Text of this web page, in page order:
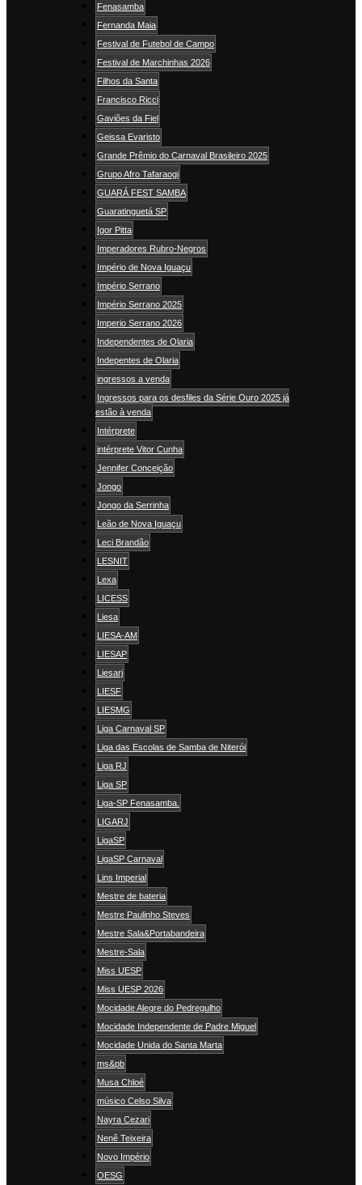
Fenasamba
Fernanda Maia
Festival de Futebol de Campo
Festival de Marchinhas 2026
Filhos da Santa
Francisco Ricci
Gaviões da Fiel
Geissa Evaristo
Grande Prêmio do Carnaval Brasileiro 2025
Grupo Afro Tafaraogi
GUARÁ FEST SAMBA
Guaratinguetá SP
Igor Pitta
Imperadores Rubro-Negros
Império de Nova Iguaçu
Império Serrano
Império Serrano 2025
Imperio Serrano 2026
Independentes de Olaria
Indepentes de Olaria
ingressos a venda
Ingressos para os desfiles da Série Ouro 2025 já
estão à venda
Intérprete
intérprete Vitor Cunha
Jennifer Conceição
Jongo
Jongo da Serrinha
Leão de Nova Iguaçu
Leci Brandão
LESNIT
Lexa
LICESS
Liesa
LIESA-AM
LIESAP
Liesarj
LIESF
LIESMG
Liga Carnaval SP
Liga das Escolas de Samba de Niterói
Liga RJ
Liga SP
Liga-SP Fenasamba.
LIGARJ
LigaSP
LigaSP Carnaval
Lins Imperial
Mestre de bateria
Mestre Paulinho Steves
Mestre Sala&Portabandeira
Mestre-Sala
Miss UESP
Miss UESP 2026
Mocidade Alegre do Pedregulho
Mocidade Independente de Padre Miguel
Mocidade Unida do Santa Marta
ms&pb
Musa Chloé
músico Celso Silva
Nayra Cezari
Nenê Teixeira
Novo Império
OESG